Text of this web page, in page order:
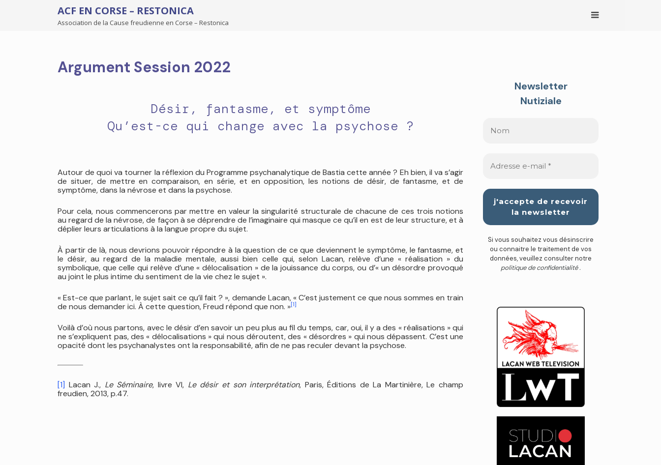
ACF EN CORSE – RESTONICA
Association de la Cause freudienne en Corse – Restonica
Argument Session 2022
Désir, fantasme, et symptôme
Qu’est-ce qui change avec la psychose ?
Autour de quoi va tourner la réflexion du Programme psychanalytique de Bastia cette année ? Eh bien, il va s’agir
de situer, de mettre en comparaison, en série, et en opposition, les notions de désir, de fantasme, et de
symptôme, dans la névrose et dans la psychose.
Pour cela, nous commencerons par mettre en valeur la singularité structurale de chacune de ces trois notions
au regard de la névrose, de façon à se déprendre de l’imaginaire qui masque ce qu’il en est de leur structure, et à
déplier leurs articulations à la langue propre du sujet.
À partir de là, nous devrions pouvoir répondre à la question de ce que deviennent le symptôme, le fantasme, et
le désir, au regard de la maladie mentale, aussi bien celle qui, selon Lacan, relève d’une « réalisation » du
symbolique, que celle qui relève d’une « délocalisation » de la jouissance du corps, ou d’« un désordre provoqué
au joint le plus intime du sentiment de la vie chez le sujet ».
« Est-ce que parlant, le sujet sait ce qu’il fait ? », demande Lacan, « C’est justement ce que nous sommes en train
de nous demander ici. À cette question, Freud répond que non. »[1]
Voilà d’où nous partons, avec le désir d’en savoir un peu plus au fil du temps, car, oui, il y a des « réalisations » qui
ne s’expliquent pas, des « délocalisations » qui nous déroutent, des « désordres » qui nous dépassent. C’est une
opacité dont les psychanalystes ont la responsabilité, afin de ne pas reculer devant la psychose.
[1] Lacan J., Le Séminaire, livre VI, Le désir et son interprétation, Paris, Éditions de La Martinière, Le champ
freudien, 2013, p.47.
Newsletter
Nutiziale
Si vous souhaitez vous désinscrire
ou connaitre le traitement de vos
données, veuillez consulter notre
politique de confidentialité .